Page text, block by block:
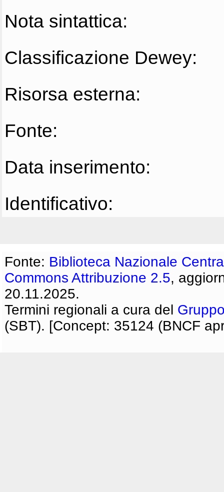
Nota sintattica:
Classificazione Dewey:
Risorsa esterna:
Fonte:
Data inserimento:
Identificativo:
Fonte: Biblioteca Nazionale
Commons Attribuzione 2.5,
20.11.2025.
Termini regionali a cura del
(SBT). [Concept: 35124 (BNCF